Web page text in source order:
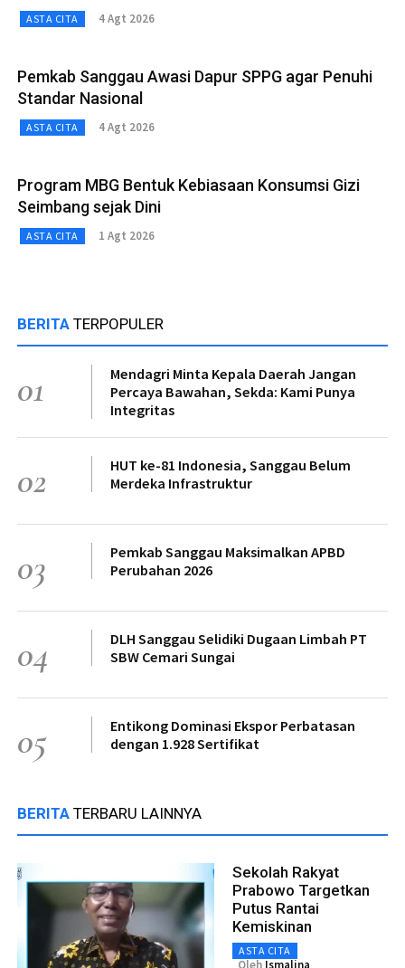
ASTA CITA 4 Agt 2026
Pemkab Sanggau Awasi Dapur SPPG agar Penuhi
Standar Nasional
ASTA CITA 4 Agt 2026
Program MBG Bentuk Kebiasaan Konsumsi Gizi
Seimbang sejak Dini
ASTA CITA 1 Agt 2026
BERITA TERPOPULER
01
Mendagri Minta Kepala Daerah Jangan
Percaya Bawahan, Sekda: Kami Punya
Integritas
02
HUT ke-81 Indonesia, Sanggau Belum
Merdeka Infrastruktur
03
Pemkab Sanggau Maksimalkan APBD
Perubahan 2026
04
DLH Sanggau Selidiki Dugaan Limbah PT
SBW Cemari Sungai
05
Entikong Dominasi Ekspor Perbatasan
dengan 1.928 Sertifikat
BERITA TERBARU LAINNYA
Sekolah Rakyat
Prabowo Targetkan
Putus Rantai
Kemiskinan
ASTA CITA
Oleh Ismalina